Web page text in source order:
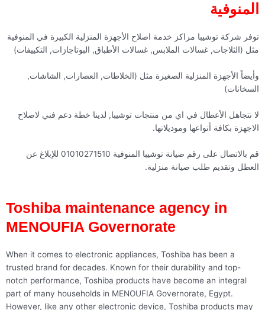
المنوفية
توفر شركة توشيبا مراكز خدمة اصلاح الأجهزة المنزلية الكبيرة في المنوفية
مثل (الثلاجات, غسالات الملابس, غسالات الأطباق, البوتاجازات, التكييفات)
وأيضاً الأجهزة المنزلية الصغيرة مثل (الخلاطات, العصارات, الشاشات,
السخانات)
لا نتجاهل الأعطال في اي من منتجات توشيبا, لدينا خطة دعم فني لاصلاح
الاجهزة بكافة أنواعها وموديلاتها.
قم بالاتصال على رقم صيانة توشيبا المنوفية 01010271510 للإبلاغ عن
العطل وتقديم طلب صيانة منزلية.
Toshiba maintenance agency in
MENOUFIA Governorate
When it comes to electronic appliances, Toshiba has been a
trusted brand for decades. Known for their durability and top-
notch performance, Toshiba products have become an integral
part of many households in MENOUFIA Governorate, Egypt.
However, like any other electronic device, Toshiba products may